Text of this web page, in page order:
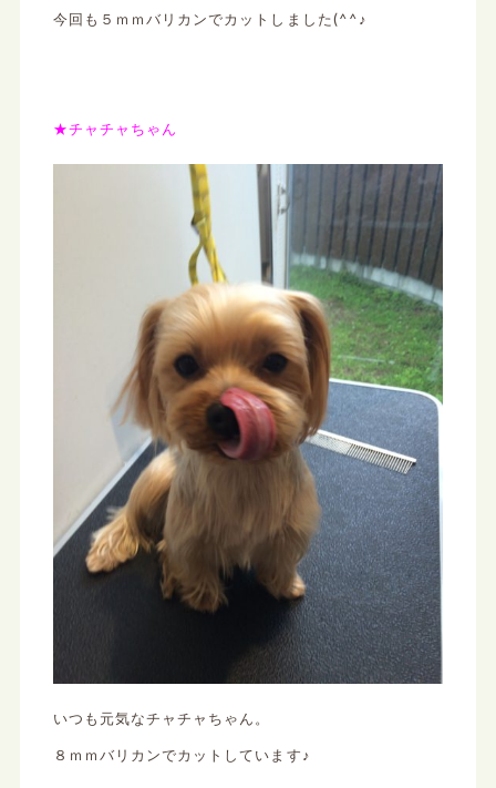
今回も５ｍｍバリカンでカットしました(^^♪
★チャチャちゃん
いつも元気なチャチャちゃん。
８ｍｍバリカンでカットしています♪